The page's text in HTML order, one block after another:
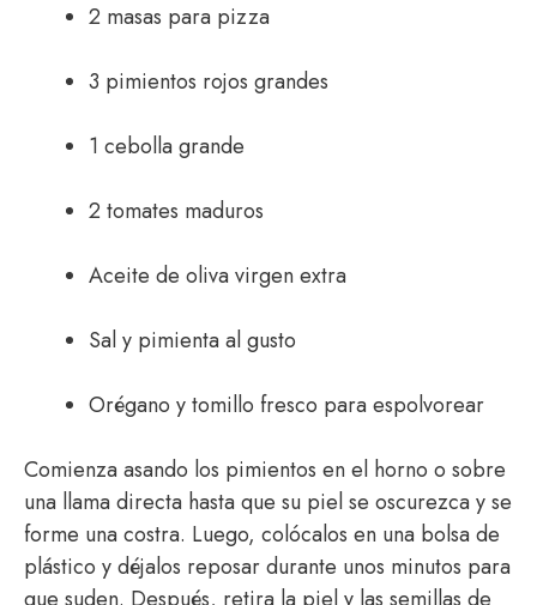
2 masas para pizza
3 pimientos rojos grandes
1 cebolla grande
2 tomates maduros
Aceite de oliva virgen extra
Sal y pimienta al gusto
Orégano y tomillo fresco para espolvorear
Comienza asando los pimientos en el horno o sobre
una llama directa hasta que su piel se oscurezca y se
forme una costra. Luego, colócalos en una bolsa de
plástico y déjalos reposar durante unos minutos para